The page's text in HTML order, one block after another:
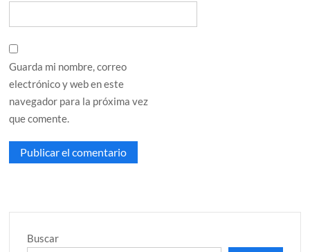
Guarda mi nombre, correo
electrónico y web en este
navegador para la próxima vez
que comente.
Buscar